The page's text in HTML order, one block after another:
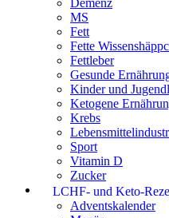
Demenz
MS
Fett
Fette
Fettleber
Gesunde
Kinder und
Ketogene
Krebs
Sport
Vitamin D
Zucker
LCHF- und Keto-
Adventskalender